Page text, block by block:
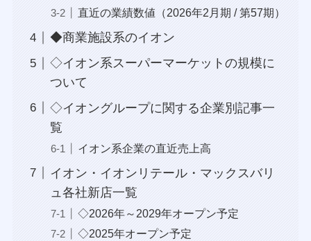
直近の業績数値（2026年2月期 / 第57期）
◆商業施設系のイオン
◇イオン系スーパーマーケットの規模に
ついて
◇イオングループに関する企業別記事一
覧
イオン系企業の直近売上高
イオン・イオンリテール・マックスバリ
ュ各社新店一覧
◇2026年～2029年オープン予定
◇2025年オープン予定